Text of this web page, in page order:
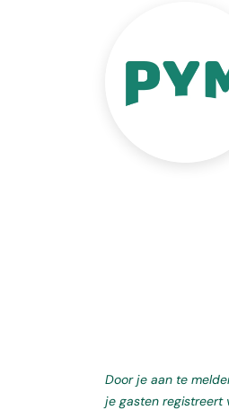
Door je aan te
je gasten registreert